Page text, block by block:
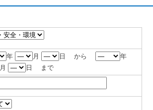
年 月 日 から
年
月
日 まで